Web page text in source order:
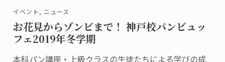
イベント, ニュース
お花見からゾンビまで！ 神戸校パンビュッ
フェ2019年冬学期
本科パン講座・上級クラスの生徒たちによる学びの成